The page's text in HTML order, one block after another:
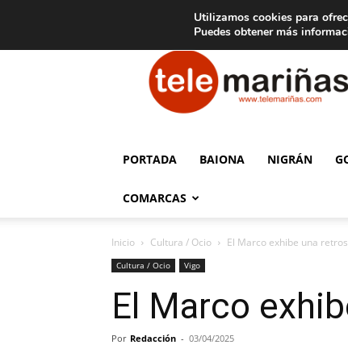
Aviso legal Tarifas de publicidad
Telemariñas
PORTADA BAIONA NIGRÁN
COMARCAS
Inicio Cultura / Ocio El Marco exhibe una
Cultura / Ocio Vigo
El Marco
Por Redacción - 03/04/2025
Utilizamos cookies para
Puedes obtener más